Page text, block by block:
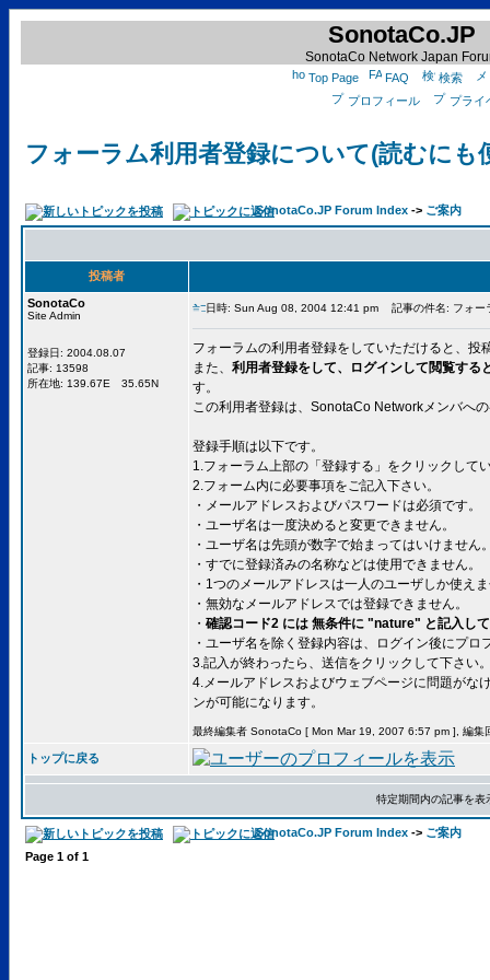
SonotaCo.JP
SonotaCo Network Japan
Top Page FAQ
検索
プロフィール
プライ
フォーラム利用者登録について(読むにも
SonotaCo.JP Forum Index -> ご案内
投稿者
SonotaCo
Site Admin
登録日: 2004.08.07
記事: 13598
所在地: 139.67E 35.65N
日時: Sun Aug 08, 2004 12:41 pm 記事の件名: フォー
フォーラムの利用者登録をしていただけると、
また、 利用者登録をして、ログインして閲覧す
す。
この利用者登録は、SonotaCo Networkメンバへ
登録手順は以下です。
1.フォーラム上部の「登録する」をクリックして
2.フォーム内に必要事項をご記入下さい。
・メールアドレスおよびパスワードは必須です。
・ユーザ名は一度決めると変更できません。
・ユーザ名は先頭が数字で始まってはいけません
・すでに登録済みの名称などは使用できません。
・1つのメールアドレスは一人のユーザしか使え
・無効なメールアドレスでは登録できません。
・ 確認コード2 には 無条件に "nature" と記入し
・ユーザ名を除く登録内容は、ログイン後にプ
3.記入が終わったら、送信をクリックして下さい
4.メールアドレスおよびウェブページに問題がな
ンが可能になります。
最終編集者 SonotaCo [ Mon Mar 19, 2007 6:57 pm ], 編集
トップに戻る
特定期間内の記事を
SonotaCo.JP Forum Index -> ご案内
Page 1 of 1